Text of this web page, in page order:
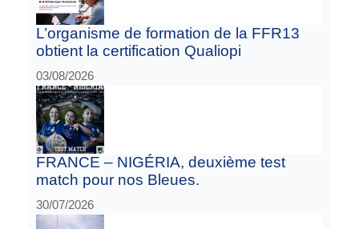
L’organisme de formation de la FFR13
obtient la certification Qualiopi
03/08/2026
FRANCE – NIGÉRIA, deuxième test
match pour nos Bleues.
30/07/2026